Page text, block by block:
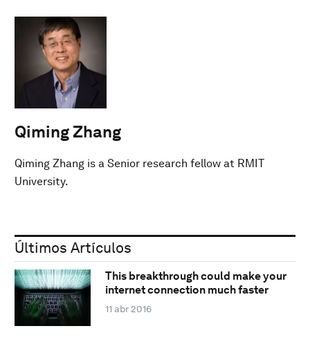
Qiming Zhang
Qiming Zhang is a Senior research fellow at RMIT
University.
Últimos Artículos
This breakthrough could make your
internet connection much faster
11 abr 2016